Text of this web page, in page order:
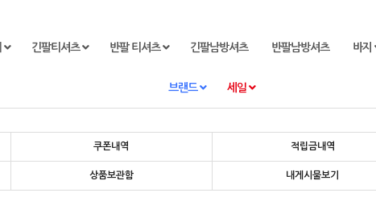
긴팔티셔츠 반팔 티셔츠 긴팔남방셔츠 반팔남방셔츠 바지
브랜드 세일
마이페이지
쿠폰내역 적립금내역
상품보관함 내게시물보기